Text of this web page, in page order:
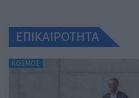
ΕΠΙΚΑΙΡΟΤΗΤΑ
ΚΟΣΜΟΣ